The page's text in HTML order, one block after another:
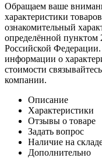
Обращаем ваше
характеристики
ознакомительный
определённой пунктом
Российской
информации о
стоимости
компании.
Описание
Характеристики
Отзывы о товаре
Задать вопрос
Наличие на
Дополнительно